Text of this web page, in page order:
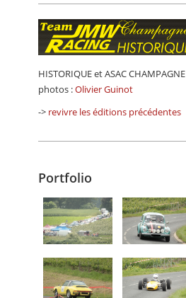
HISTORIQUE et ASAC CHAMPAGNE
photos :Olivier Guinot
-> revivre les éditions précédentes
Portfolio